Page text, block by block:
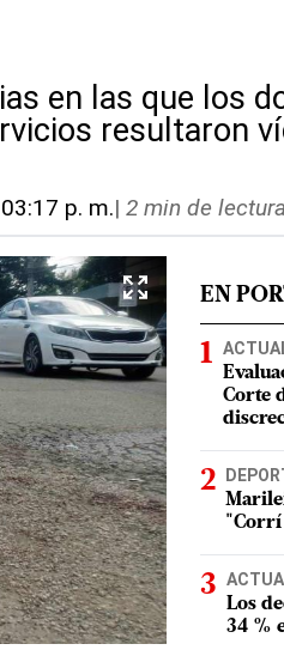
en las que los
resultaron
p. m.| 2 min de lectura
EN
Corte
"Corrí
Los
34 %